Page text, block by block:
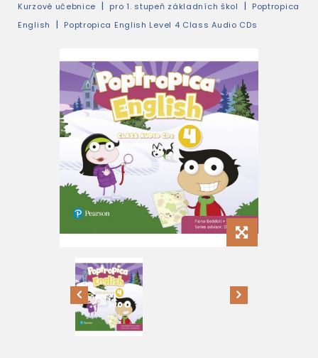
Kurzové učebnice pro 1. stupeň základních škol
Poptropica
English
Poptropica English Level 4 Class Audio CDs